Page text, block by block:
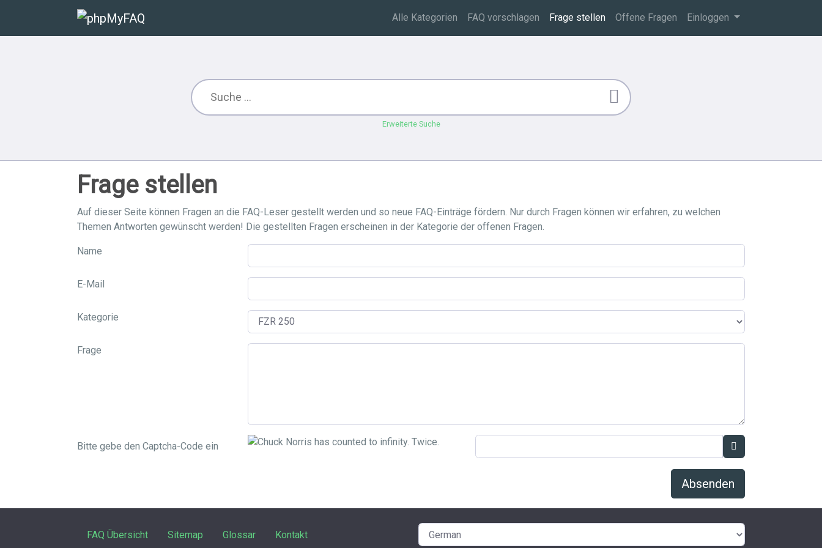
Alle Kategorien FAQ vorschlagen Frage stellen Offene Fragen Einloggen
Erweiterte Suche
Frage stellen
Auf dieser Seite können Fragen an die FAQ-Leser gestellt werden und so neue FAQ-Einträge fördern. Nur durch Fragen können wir erfahren, zu welchen
Themen Antworten gewünscht werden! Die gestellten Fragen erscheinen in der Kategorie der offenen Fragen.
Name
E-Mail
Kategorie
Frage
Bitte gebe den Captcha-Code ein
Absenden
FAQ Übersicht Sitemap Glossar Kontakt